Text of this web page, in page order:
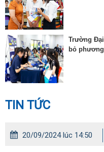
Trường
bỏ
TIN TỨC
20/09/2024 lúc 14:50